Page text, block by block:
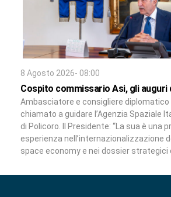
8 Agosto 2026- 08:00
Cospito commissario Asi, gli auguri
Ambasciatore e consigliere diplomatico
chiamato a guidare l’Agenzia Spaziale
di Policoro. Il Presidente: “La sua è una
esperienza nell’internazionalizzazione
space economy e nei dossier strategici